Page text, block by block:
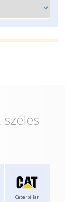
Caterpillar